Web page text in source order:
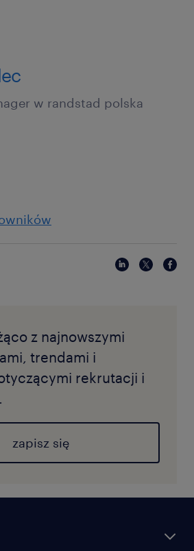
w randstad polska
z najnowszymi
trendami i
rekrutacji i
zapisz się